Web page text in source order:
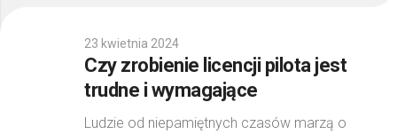
23 kwietnia 2024
Czy zrobienie licencji pilota jest
trudne i wymagające
Ludzie od niepamiętnych czasów marzą o